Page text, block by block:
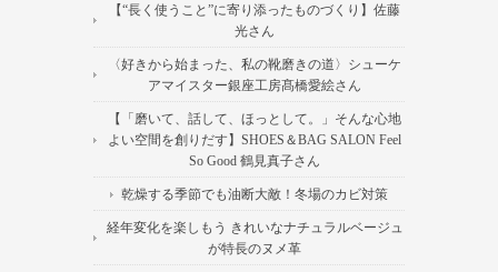
【“長く使うこと”に寄り添ったものづくり】佐藤
光さん
〈好きから始まった、私の靴磨きの道〉シューケ
アマイスター銀座工房髙橋愛絵さん
【「磨いて、話して、ほっとして。」そんな心地
よい空間を創りだす】SHOES＆BAG SALON Feel
So Good 鶴見真子さん
乾燥する季節でも油断大敵！冬場のカビ対策
経年変化を楽しもう きれいなナチュラルベージュ
が特長のヌメ革